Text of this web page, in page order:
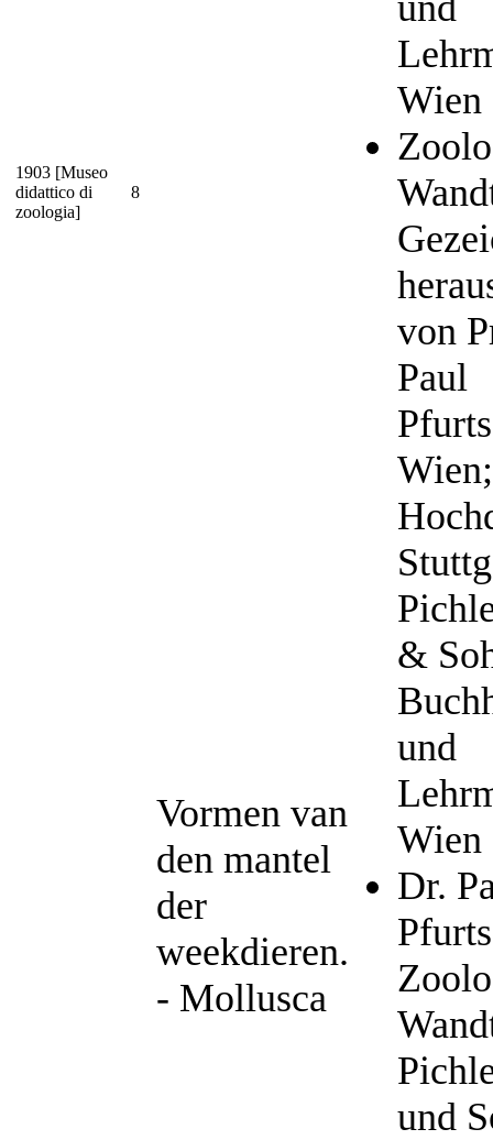
1903 [Museo
didattico di
zoologia]
8
Vormen van
den mantel
der
weekdieren.
- Mollusca
von
Paul
&
und
Dr.
und